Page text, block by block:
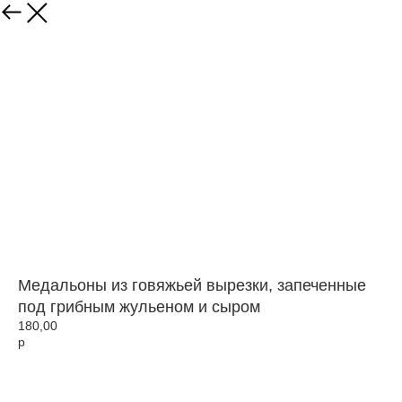
Медальоны из говяжьей вырезки, запеченные
под грибным жульеном и сыром
180,00
р